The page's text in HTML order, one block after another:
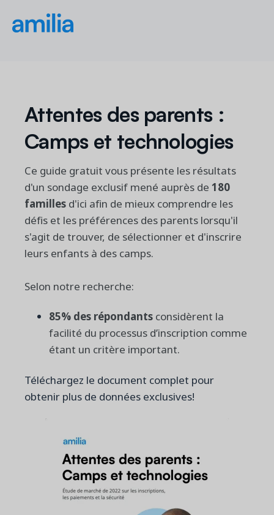
Attentes des parents :
Camps et technologies
Ce guide gratuit vous présente les résultats
d'un sondage exclusif mené auprès de 180
familles d'ici afin de mieux comprendre les
défis et les préférences des parents lorsqu'il
s'agit de trouver, de sélectionner et d'inscrire
leurs enfants à des camps.
Selon notre recherche:
85% des répondants considèrent la
facilité du processus d’inscription comme
étant un critère important.
Téléchargez le document complet pour
obtenir plus de données exclusives!